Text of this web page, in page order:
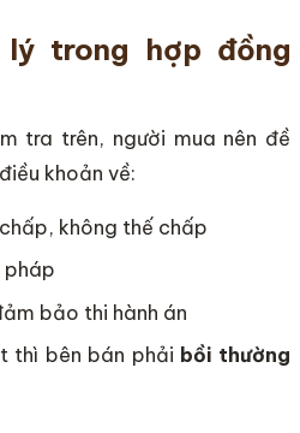
trong hợp đồng
tra trên, người mua nên đề
khoản về:
không thế chấp
pháp
bảo thi hành án
thì bên bán phải bồi thường